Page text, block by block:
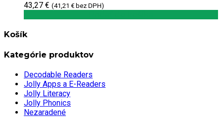
43,27 € (41,21 € bez DPH)
Košík
Kategórie produktov
Decodable Readers
Jolly Apps a E-Readers
Jolly Literacy
Jolly Phonics
Nezaradené